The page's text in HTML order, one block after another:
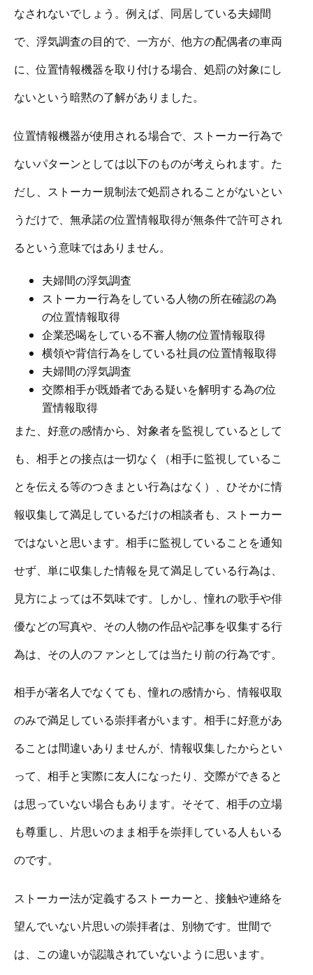
なされないでしょう。例えば、同居している夫婦間
で、浮気調査の目的で、一方が、他方の配偶者の車両
に、位置情報機器を取り付ける場合、処罰の対象にし
ないという暗黙の了解がありました。
位置情報機器が使用される場合で、ストーカー行為で
ないパターンとしては以下のものが考えられます。た
だし、ストーカー規制法で処罰されることがないとい
うだけで、無承諾の位置情報取得が無条件で許可され
るという意味ではありません。
夫婦間の浮気調査
ストーカー行為をしている人物の所在確認の為
の位置情報取得
企業恐喝をしている不審人物の位置情報取得
横領や背信行為をしている社員の位置情報取得
夫婦間の浮気調査
交際相手が既婚者である疑いを解明する為の位
置情報取得
また、好意の感情から、対象者を監視しているとして
も、相手との接点は一切なく（相手に監視しているこ
とを伝える等のつきまとい行為はなく）、ひそかに情
報収集して満足しているだけの相談者も、ストーカー
ではないと思います。相手に監視していることを通知
せず、単に収集した情報を見て満足している行為は、
見方によっては不気味です。しかし、憧れの歌手や俳
優などの写真や、その人物の作品や記事を収集する行
為は、その人のファンとしては当たり前の行為です。
相手が著名人でなくても、憧れの感情から、情報収取
のみで満足している崇拝者がいます。相手に好意があ
ることは間違いありませんが、情報収集したからとい
って、相手と実際に友人になったり、交際ができると
は思っていない場合もあります。そそて、相手の立場
も尊重し、片思いのまま相手を崇拝している人もいる
のです。
ストーカー法が定義するストーカーと、接触や連絡を
望んでいない片思いの崇拝者は、別物です。世間で
は、この違いが認識されていないように思います。